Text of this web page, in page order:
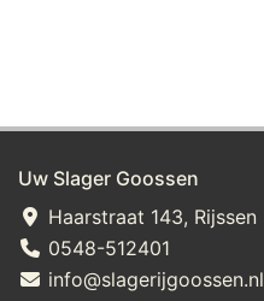
Uw Slager Goossen
Haarstraat 143, Rijssen
0548-512401
info@slagerijgoossen.nl